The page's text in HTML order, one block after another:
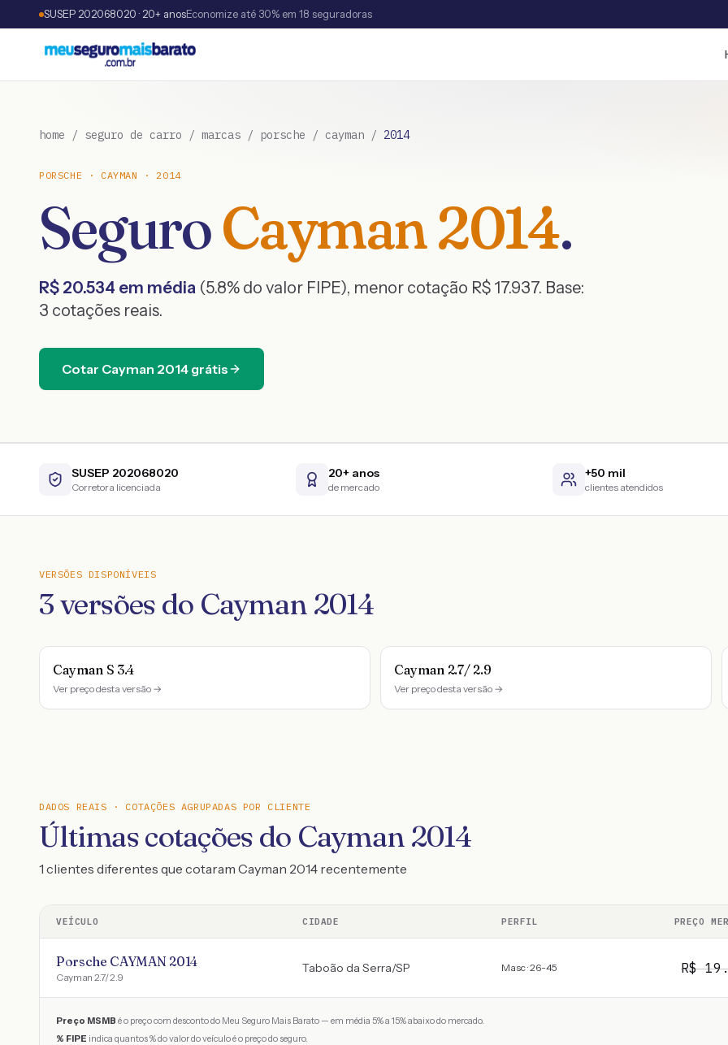
SUSEP 202068020 · 20+ anosEconomize até 30% em 18 seguradoras
home / seguro de carro / marcas / porsche / cayman / 2014
PORSCHE · CAYMAN · 2014
SeguroCayman2014.
R$ 20.534 em média (5.8% do valor FIPE), menor cotação R$ 17.937. Base:
3 cotações reais.
Cotar Cayman 2014 grátis
SUSEP 202068020
Corretora licenciada
20+ anos
de mercado
+50 mil
clientes atendidos
VERSÕES DISPONÍVEIS
3versões do Cayman 2014
Cayman S 3.4
Ver preço desta versão →
Cayman 2.7/ 2.9
Ver preço desta versão →
DADOS REAIS · COTAÇÕES AGRUPADAS POR CLIENTE
Últimas cotações do Cayman 2014
1 clientes diferentes que cotaram Cayman 2014 recentemente
VEÍCULO CIDADE PERFIL PREÇO
Porsche CAYMAN 2014
Cayman 2.7/ 2.9
Taboão da Serra/SP Masc · 26-45 R$
Preço MSMB é o preço com desconto do Meu Seguro Mais Barato — em média 5% a 15% abaixo do mercado.
% FIPE indica quantos % do valor do veículo é o preço do seguro.